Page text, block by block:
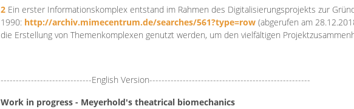
2 Ein erster Informationskomplex entstand im Rahmen des Digitalisierungsprojekts zur
1990: http://archiv.mimecentrum.de/searches/561?type=row (abgerufen am
die Erstellung von Themenkomplexen genutzt werden, um den vielfältigen
------------------------------English Version-----------------------------------------------------
Work in progress - Meyerhold's theatrical biomechanics